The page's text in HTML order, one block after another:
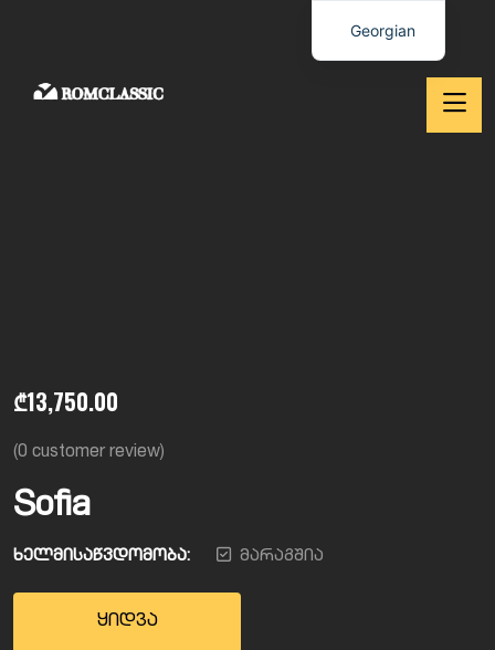
₾13,750.00
(0 customer review)
Sofia
ხელმისაწვდომობა: მარაგშია
ყიდვა
Georgian